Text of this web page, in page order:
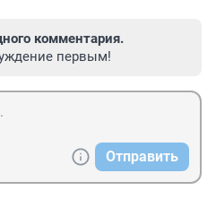
комментария.
первым!
Отправить